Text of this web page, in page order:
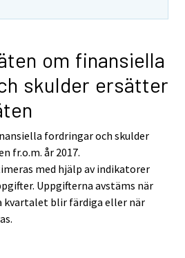
om finansiella
skulder ersätter
fordringar och skulder
fr.o.m. år 2017.
med hjälp av indikatorer
Uppgifterna avstäms när
kvartalet blir färdiga eller när